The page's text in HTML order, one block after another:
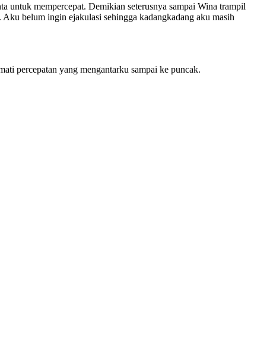
untuk mempercepat. Demikian seterusnya sampai Wina trampil
belum ingin ejakulasi sehingga kadangkadang aku masih
percepatan yang mengantarku sampai ke puncak.